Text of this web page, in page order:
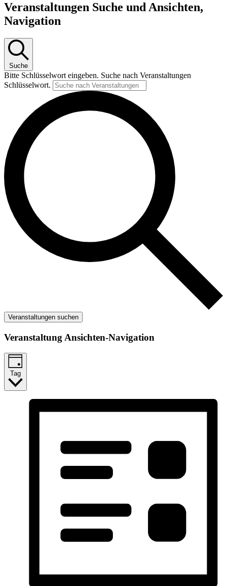
Veranstaltungen Suche und Ansichten,
Navigation
Suche
Bitte Schlüsselwort eingeben. Suche nach Veranstaltungen
Schlüsselwort.
Veranstaltungen suchen
Veranstaltung Ansichten-Navigation
Tag